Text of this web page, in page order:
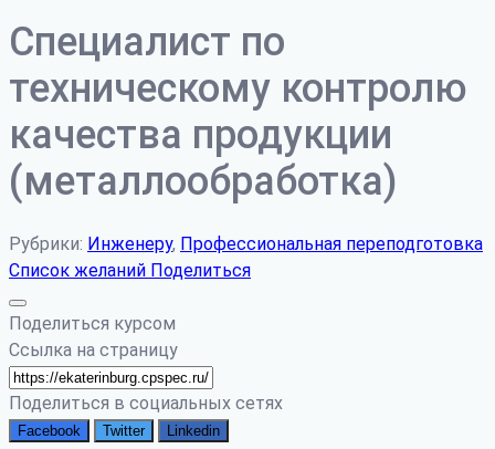
Специалист по
техническому контролю
качества продукции
(металлообработка)
Рубрики: Инженеру, Профессиональная переподготовка
Список желаний Поделиться
Поделиться курсом
Ссылка на страницу
Поделиться в социальных сетях
Facebook Twitter Linkedin